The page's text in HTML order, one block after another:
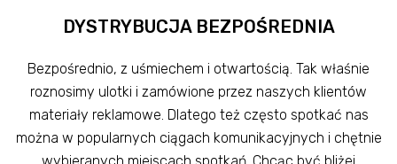
DYSTRYBUCJA BEZPOŚREDNIA
Bezpośrednio, z uśmiechem i otwartością. Tak właśnie
roznosimy ulotki i zamówione przez naszych klientów
materiały reklamowe. Dlatego też często spotkać nas
można w popularnych ciągach komunikacyjnych i chętnie
wybieranych miejscach spotkań. Chcąc być bliżej